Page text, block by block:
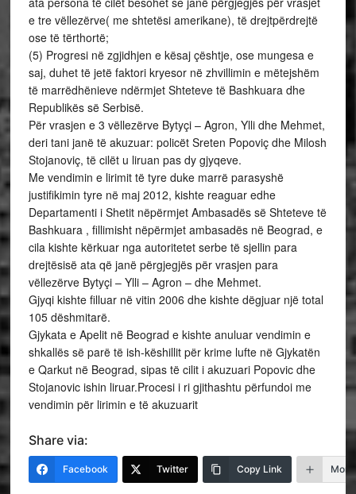
e tre vëllezërve( me shtetësi amerikane), të drejtpërdrejtë
ose të tërthortë;
(5) Progresi në zgjidhjen e kësaj çështje, ose mungesa e
saj, duhet të jetë faktori kryesor në zhvillimin e mëtejshëm
të marrëdhënieve ndërmjet Shteteve të Bashkuara dhe
Republikës së Serbisë.
Për vrasjen e 3 vëllezërve Bytyçi – Agron, Ylli dhe Mehmet,
deri tani janë të akuzuar: policët Sreten Popoviç dhe Milosh
Stojanoviç, të cilët u liruan pas dy gjyqeve.
Me vendimin e lirimit të tyre duke marrë parasyshë
justifikimin tyre në maj 2012, kishte reaguar edhe
Departamenti i Shetit nëpërmjet Ambasadës së Shteteve të
Bashkuara , fillimisht nëpërmjet ambasadës në Beograd, e
cila kishte kërkuar nga autoritetet serbe të sjellin para
drejtësisë ata që janë përgjegjës për vrasjen para
vëllezërve Bytyçi – Ylli – Agron – dhe Mehmet.
Gjyqi kishte filluar në vitin 2006 dhe kishte dëgjuar një total
105 dëshmitarë.
Gjykata e Apelit në Beograd e kishte anuluar vendimin e
shkallës së parë të ish-këshillit për krime lufte në Gjykatën
e Qarkut në Beograd, sipas të cilit i akuzuari Popovic dhe
Stojanovic ishin liruar.Procesi i ri gjithashtu përfundoi me
vendimin për lirimin e të akuzuarit
Share via:
Facebook Twitter Copy Link More